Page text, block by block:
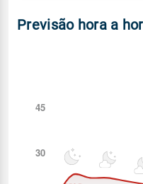
Previsão hora a